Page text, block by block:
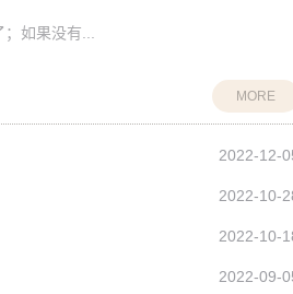
如果没有...
MORE
2022-12-
2022-10-
2022-10-
2022-09-